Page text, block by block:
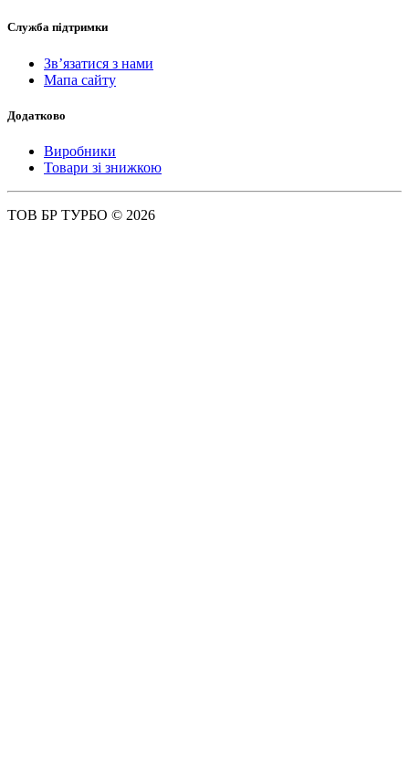
Служба підтримки
Зв’язатися з нами
Мапа сайту
Додатково
Виробники
Товари зі знижкою
ТОВ БР ТУРБО © 2026